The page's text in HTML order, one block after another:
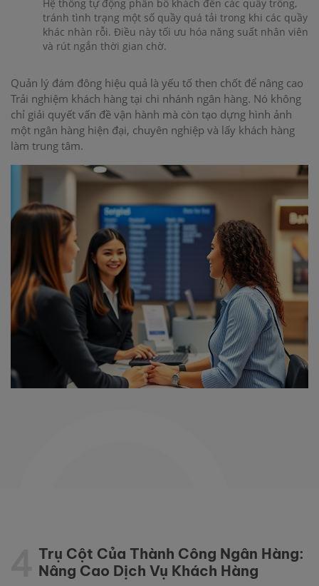
Hệ thống tự động phân bổ khách đến các quầy trống,
tránh tình trạng một số quầy quá tải trong khi các quầy
khác nhàn rỗi. Điều này tối ưu hóa năng suất nhân viên
và rút ngắn thời gian chờ.
Quản lý đám đông hiệu quả là yếu tố then chốt để nâng cao
Trải nghiệm khách hàng tại chi nhánh ngân hàng. Nó không
chỉ giải quyết vấn đề vận hành mà còn tạo dựng hình ảnh
một ngân hàng hiện đại, chuyên nghiệp và lấy khách hàng
làm trung tâm.
Trụ Cột Của Thành Công Ngân Hàng:
Nâng Cao Dịch Vụ Khách Hàng